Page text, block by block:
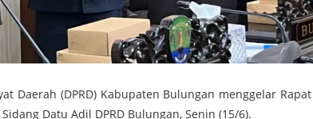
Daerah (DPRD) Kabupaten Bulungan menggelar
Datu Adil DPRD Bulungan, Senin (15/6).